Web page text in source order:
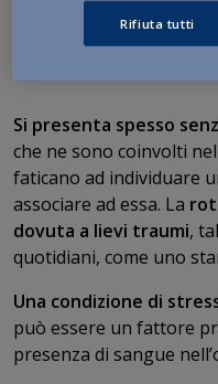
Cosa può
Si presenta spesso
che ne sono coinvolti
faticano ad individuare
associare ad essa. La
dovuta a lievi traumi,
quotidiani, come uno
Una condizione di
può essere un fattore
presenza di sangue
Rifiuta tutti